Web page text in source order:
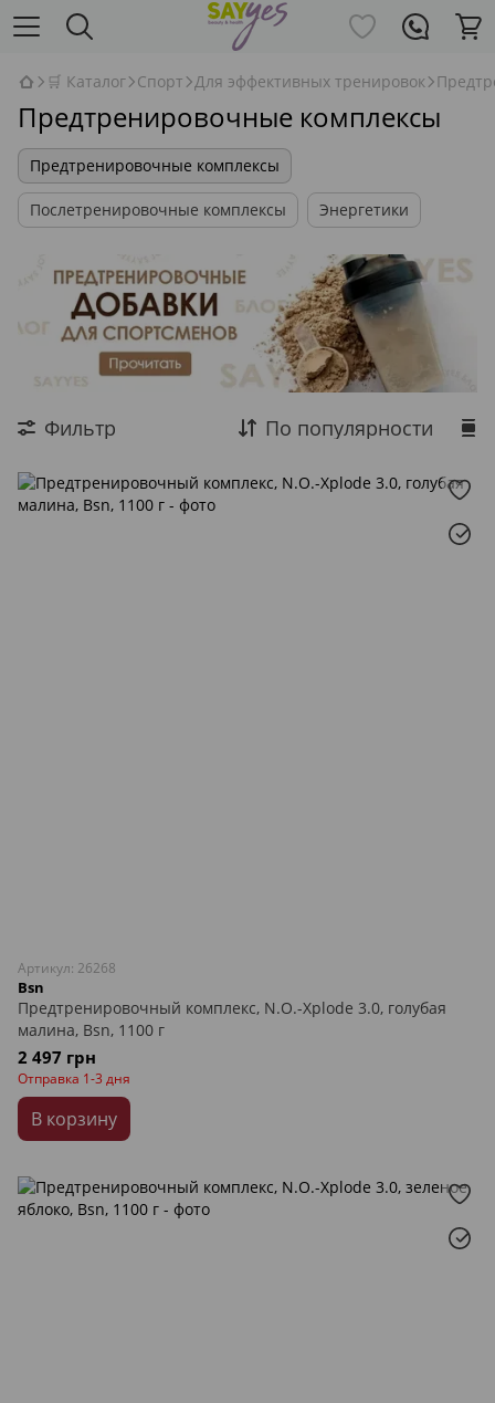
🛒 Каталог Спорт Для эффективных тренировок
Предтренировочные комплексы
Предтренировочные комплексы
Послетренировочные комплексы Энергетики
Фильтр По популярности
Артикул: 26268
Bsn
Предтренировочный комплекс, N.O.-Xplode 3.0, голубая
малина, Bsn, 1100 г
2 497 грн
Отправка 1-3 дня
В корзину